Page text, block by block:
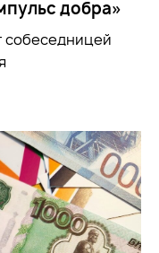
добра»
собеседницей